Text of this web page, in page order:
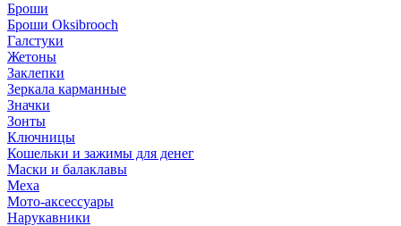
Броши
Броши Oksibrooch
Галстуки
Жетоны
Заклепки
Зеркала карманные
Значки
Зонты
Ключницы
Кошельки и зажимы для денег
Маски и балаклавы
Меха
Мото-аксессуары
Нарукавники